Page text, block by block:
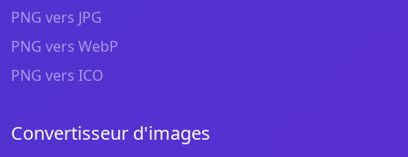
PNG vers JPG
PNG vers WebP
PNG vers ICO
Convertisseur d'images